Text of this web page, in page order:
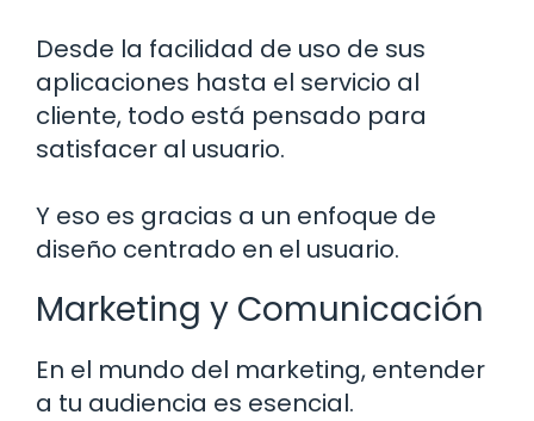
Desde la facilidad de uso de sus
aplicaciones hasta el servicio al
cliente, todo está pensado para
satisfacer al usuario.
Y eso es gracias a un enfoque de
diseño centrado en el usuario.
Marketing y Comunicación
En el mundo del marketing, entender
a tu audiencia es esencial.